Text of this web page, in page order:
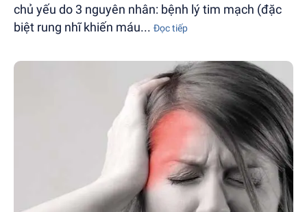
chủ yếu do 3 nguyên nhân: bệnh lý tim mạch (đặc
biệt rung nhĩ khiến máu... Đọc tiếp